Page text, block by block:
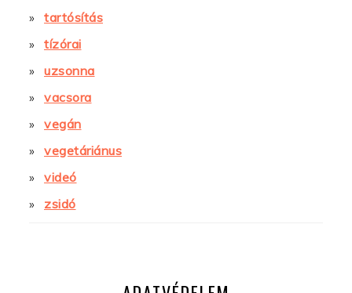
tartósítás
tízórai
uzsonna
vacsora
vegán
vegetáriánus
videó
zsidó